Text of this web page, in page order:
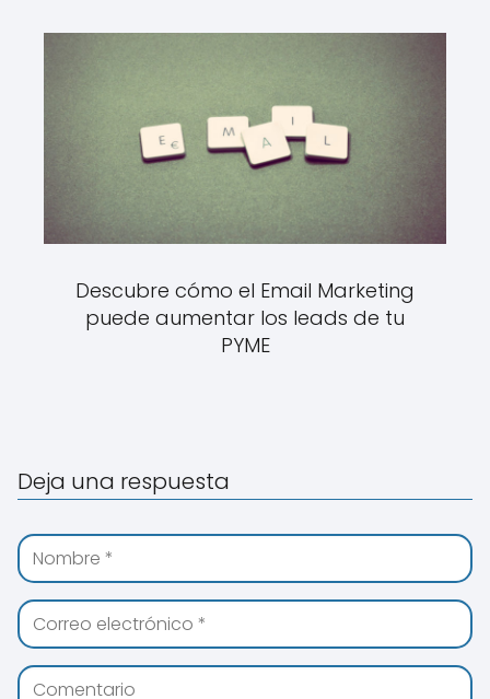
Descubre cómo el Email Marketing
puede aumentar los leads de tu
PYME
Deja una respuesta